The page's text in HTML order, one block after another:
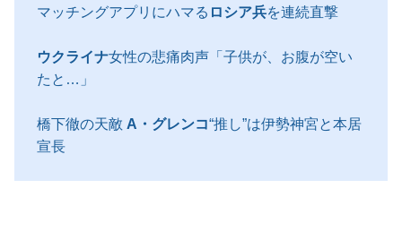
マッチングアプリにハマる ロシア兵を連続直撃
ウクライナ女性の悲痛肉声「子供が、お腹が空い
たと…」
橋下徹の天敵 A・グレンコ“推し”は伊勢神宮と本居
宣長